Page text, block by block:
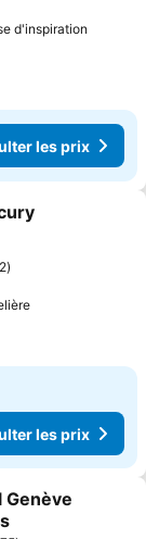
d'inspiration
les prix
favoris
les prix
favoris
Genève